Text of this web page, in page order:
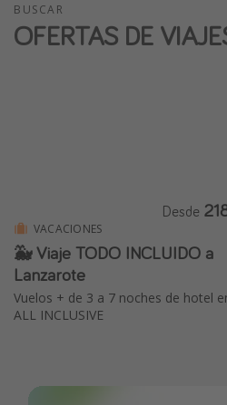
BUSCAR
OFERTAS DE
VACACIONES
🐳 Viaje TODO INCLUIDO a
Lanzarote
Vuelos + de 3 a 7 noches de hotel
ALL INCLUSIVE
Desde